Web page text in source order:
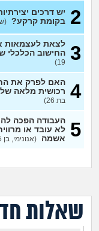
2
יש דרכים
בקומת קרקע?
3 לצאת לעצמאות
החישוב הכלכלי
19)
4 האם לפרק את
רכושית מלאה
בת 26)
5 העבודה הפכה
לא עובד או
אשמה (אנונימי, בן 25)
שאלות